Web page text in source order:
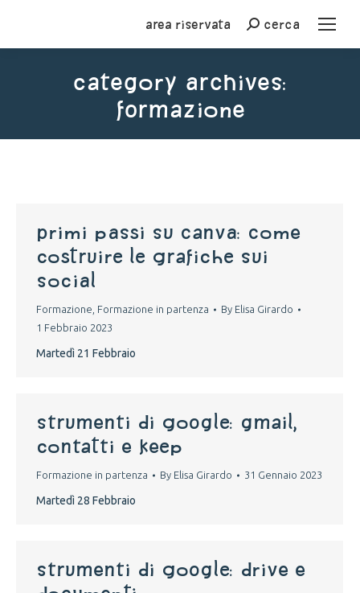
Area riservata Cercacerca
Category Archives:
Formazione
primi passi su canva: come
costruire le grafiche sui
social
Formazione Formazione in partenza By Elisa Girardo
1 Febbraio 2023
Martedì 21 Febbraio
strumenti di google: gmail,
contatti e keep
Formazione in partenza By Elisa Girardo 31 Gennaio 2023
Martedì 28 Febbraio
strumenti di google: drive e